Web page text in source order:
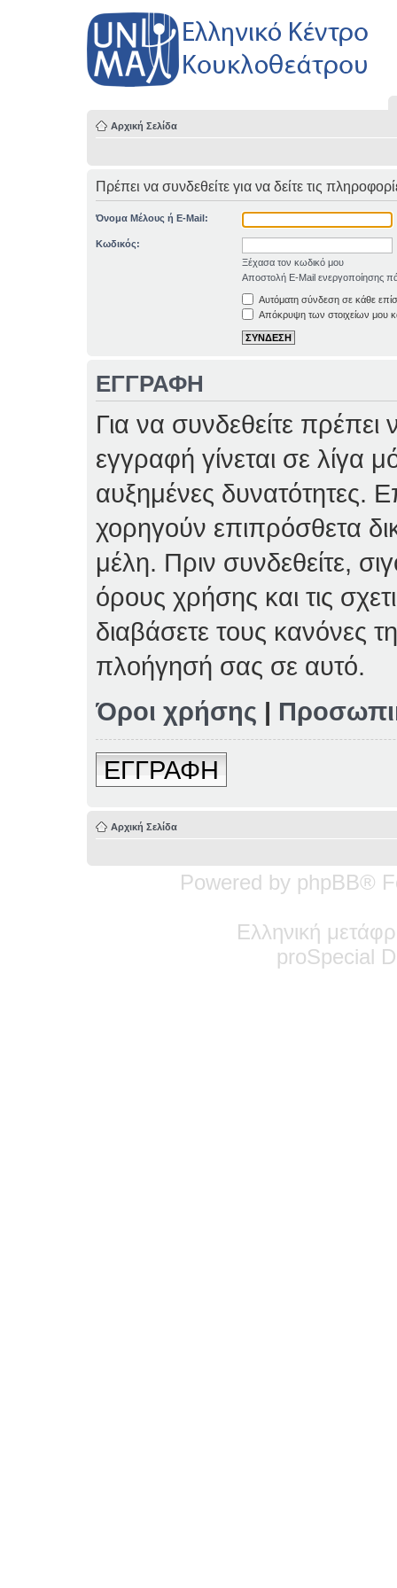
Αρχική Σελίδα
Πρέπει να συνδεθείτε για να δείτε τις
Όνομα Μέλους ή E-Mail:
Κωδικός:
Ξέχασα τον κωδικό μου
Αποστολή E-Mail ενεργοποίησης
Αυτόματη σύνδεση σε κάθε
Απόκρυψη των στοιχείων μου
ΕΓΓΡΑΦΗ
Για να συνδεθείτε
εγγραφή γίνεται σε λίγα
αυξημένες δυνατότητες.
χορηγούν επιπρόσθετα
μέλη. Πριν συνδεθείτε,
όρους χρήσης και τις
διαβάσετε τους κανόνες
πλοήγησή σας σε αυτό.
Όροι χρήσης |
ΕΓΓΡΑΦΗ
Αρχική Σελίδα
Powered by phpBB®
Ελληνική
proSpecial